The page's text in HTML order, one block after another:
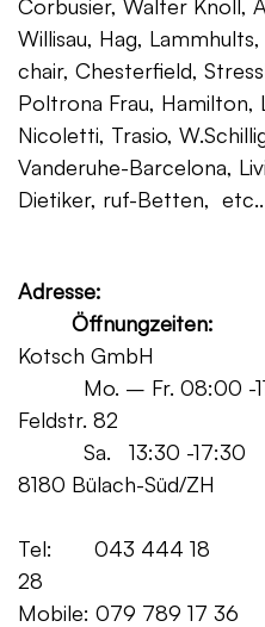
Corbusier, Walter Knoll,
Willisau, Hag,
chair, Chesterfield,
Poltrona Frau, Hamilton,
Nicoletti, Trasio,
Vanderuhe-Barcelona,
Dietiker, ruf-Betten, etc..
Adresse:
Öffnungzeiten:
Kotsch
Mo. – Fr. 08:00 -
Sa. 13:30 -17:30
8180
Tel: 043 444 18
Mobile: 079 789 17 36